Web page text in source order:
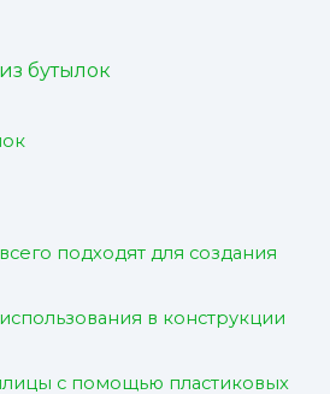
бутылок
подходят для создания
в конструкции
с помощью пластиковых